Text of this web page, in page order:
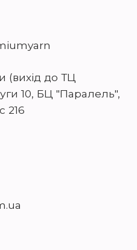
(вихід до ТЦ
10, БЦ "Паралель",
216